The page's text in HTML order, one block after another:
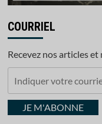
COURRIEL
Recevez nos articles
courrielJE M'ABONNE